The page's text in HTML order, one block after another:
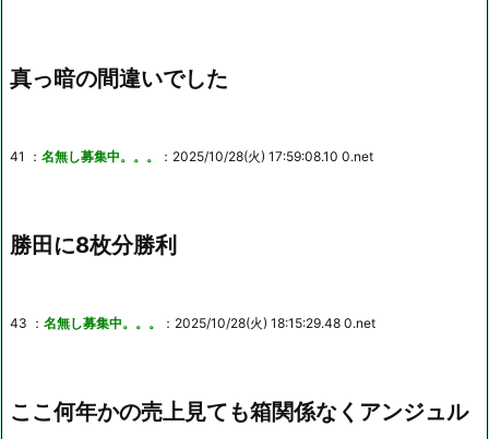
真っ暗の間違いでした
41 ： 名無し募集中。。。 ：2025/10/28(火) 17:59:08.10 0.net
勝田に8枚分勝利
43 ： 名無し募集中。。。 ：2025/10/28(火) 18:15:29.48 0.net
ここ何年かの売上見ても箱関係なくアンジュル